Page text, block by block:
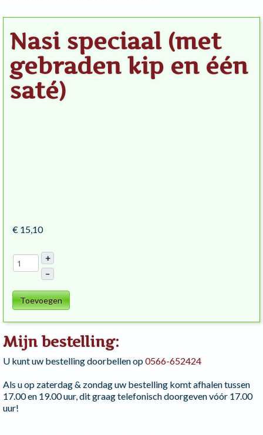
Nasi speciaal (met
gebraden kip en één
saté)
€ 15,10
+
–
Toevoegen
Mijn bestelling:
U kunt uw bestelling doorbellen op0566-652424
Als u op zaterdag & zondag uw bestelling komt afhalen tussen
17.00 en 19.00 uur, dit graag telefonisch doorgeven vóór 17.00
uur!